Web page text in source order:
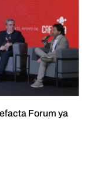
Forum ya